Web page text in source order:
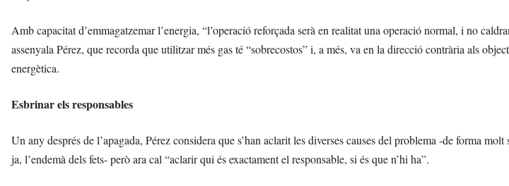
Amb capacitat d’emmagatzemar l’energia, “l’operació reforçada serà en realitat una operació normal, i no
assenyala Pérez, que recorda que utilitzar més gas té “sobrecostos” i, a més, va en la direcció contrària als
energètica.
Esbrinar els responsables
Un any després de l’apagada, Pérez considera que s’han aclarit les diverses causes del problema -de forma
ja, l’endemà dels fets- però ara cal “aclarir qui és exactament el responsable, si és que n’hi ha”.